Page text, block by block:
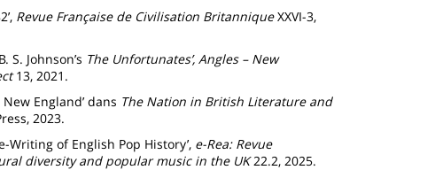
Revue Française de Civilisation BritanniqueXXVI-3,
Johnson’s The Unfortunates’, Angles – New
13, 2021.
England’ dans The Nation in British Literature and
2023.
Writing of English Pop History’, e-Rea: Revue
diversity and popular music in the UK22.2, 2025.